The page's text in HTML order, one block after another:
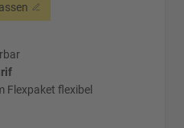
Flexpaket flexibel